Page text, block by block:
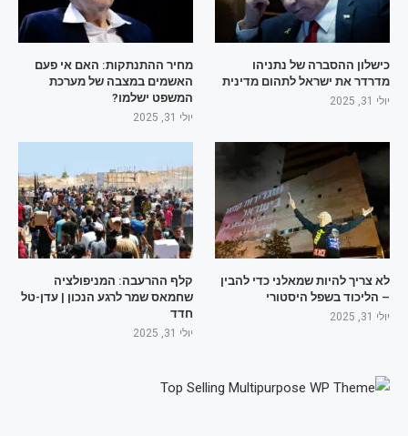
כישלון ההסברה של נתניהו
מדרדר את ישראל לתהום מדינית
יולי 31, 2025
מחיר ההתנתקות: האם אי פעם
האשמים במצבה של מערכת
המשפט ישלמו?
יולי 31, 2025
לא צריך להיות שמאלני כדי להבין
– הליכוד בשפל היסטורי
יולי 31, 2025
קלף ההרעבה: המניפולציה
שחמאס שמר לרגע הנכון | עדן-טל
חדד
יולי 31, 2025